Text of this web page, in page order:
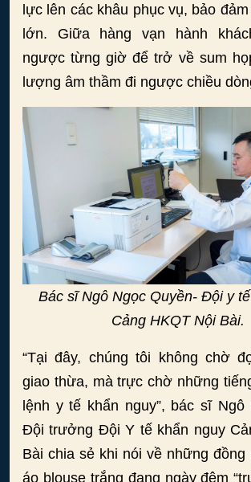
lực lên các khâu phục vụ, bảo
lớn. Giữa hàng vạn hành
ngược từng giờ để trở về sum
lượng âm thầm đi ngược chiều
Bác sĩ Ngô Ngọc Quyền- Đội y
Cảng HKQT Nội Bài.
“Tại đây, chúng tôi không chờ
giao thừa, mà trực chờ những
lệnh y tế khẩn nguy”, bác sĩ Ngô
Đội trưởng Đội Y tế khẩn nguy
Bài chia sẻ khi nói về những đồng
áo blouse trắng đang ngày đêm